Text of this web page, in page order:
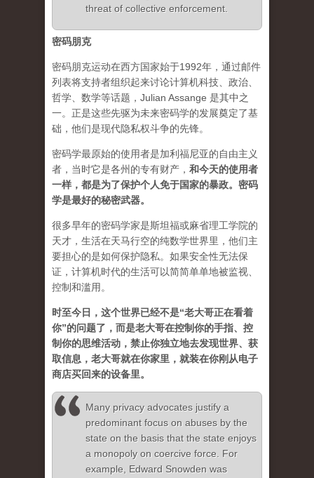
threat of collective enforcement.
密码朋克
密码朋克运动在西方国家始于1992年，通过邮件
列表将支持者组织起来讨论计算机科技、政治、
哲学、数学等话题，Julian Assange 是其中之
一。正是这些先驱为未来密码学的发展奠定了基
础，他们是现代隐私权斗争的先锋。
密码学最原始的使用者是加利福尼亚的自由主义
者，当时它是各州的专有财产， 和今天的使用者
一样，都是为了保护个人免于国家的暴政。密码
学是最好的秘密武器。
很多早年的密码学家是斯坦福或麻省理工学院的
天才，生活在天马行空的纯数学世界里，他们主
要担心的是如何保护隐私。如果安全性无法保
证，计算机时代的生活可以简简单单地被监视、
控制和滥用。
时至今日，这个世界已经不是“老大哥正在看着
你”的问题了，而是老大哥在控制你的手指、控
制你的思维活动，禁止你独立地去发现世界、获
取信息，老大哥就在你家里，就装在你刚从电子
商店买回来的设备里。
Many privacy advocates justify a
predominant focus on abuses by the
state on the basis that the state enjoys
a monopoly on coercive force. For
example, Edward Snowden was